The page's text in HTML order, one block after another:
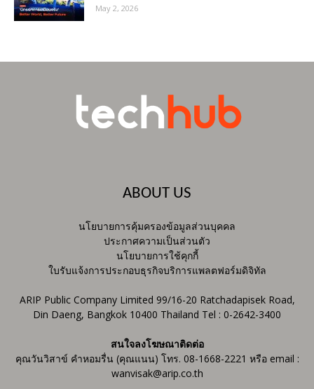
May 2, 2026
ABOUT US
นโยบายการคุ้มครองข้อมูลส่วนบุคคล
ประกาศความเป็นส่วนตัว
นโยบายการใช้คุกกี้
ใบรับแจ้งการประกอบธุรกิจบริการแพลตฟอร์มดิจิทัล
ARIP Public Company Limited 99/16-20 Ratchadapisek Road,
Din Daeng, Bangkok 10400 Thailand Tel : 0-2642-3400
สนใจลงโฆษณาติดต่อ
คุณวันวิสาข์ คำหอมรื่น (คุณแนน) โทร. 08-1668-2221 หรือ email :
wanvisak@arip.co.th